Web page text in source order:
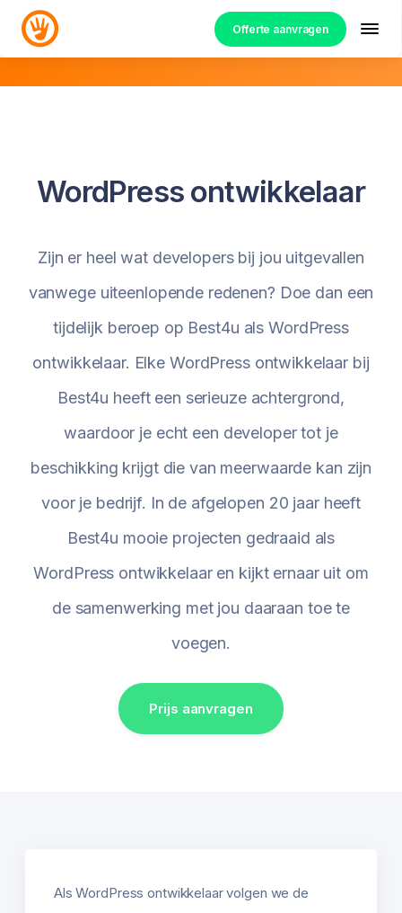
Offerte aanvragen
WordPress ontwikkelaar
Zijn er heel wat developers bij jou uitgevallen
vanwege uiteenlopende redenen? Doe dan een
tijdelijk beroep op Best4u als WordPress
ontwikkelaar. Elke WordPress ontwikkelaar bij
Best4u heeft een serieuze achtergrond,
waardoor je echt een developer tot je
beschikking krijgt die van meerwaarde kan zijn
voor je bedrijf. In de afgelopen 20 jaar heeft
Best4u mooie projecten gedraaid als
WordPress ontwikkelaar en kijkt ernaar uit om
de samenwerking met jou daaraan toe te
voegen.
Prijs aanvragen
Als WordPress ontwikkelaar volgen we de